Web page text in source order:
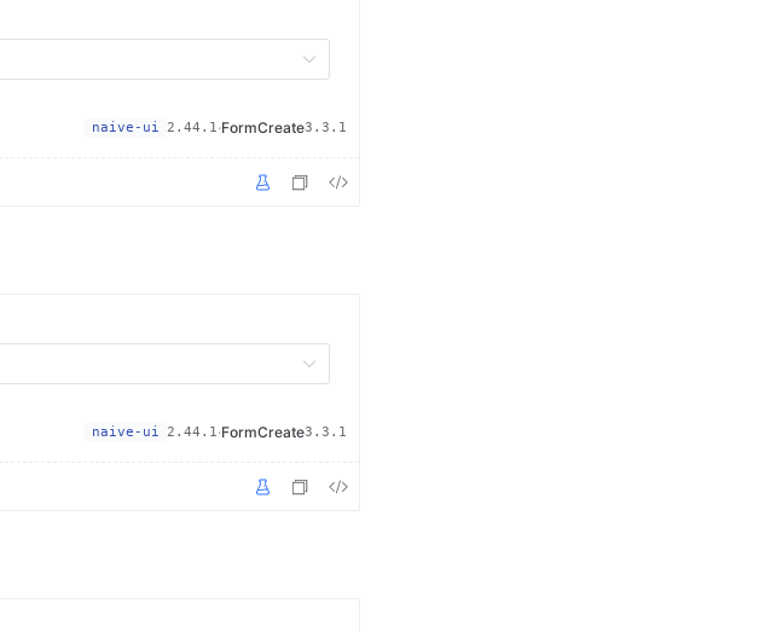
naive-ui 2.44.1·FormCreate3.3.1
naive-ui 2.44.1·FormCreate3.3.1